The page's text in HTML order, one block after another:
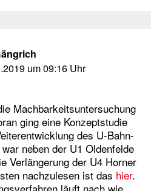
um 09:16 Uhr
Machbarkeitsuntersuchung
ging eine Konzeptstudie
des U-Bahn-
neben der U1 Oldenfelde
Verlängerung der U4 Horner
nachzulesen ist das hier.